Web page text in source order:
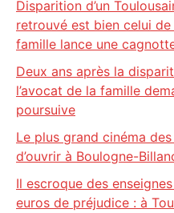
Disparition d’un
retrouvé est bien celui
famille lance une
Deux ans après la
l’avocat de la famille
poursuive
Le plus grand cinéma
d’ouvrir à Boulogne-
Il escroque des
euros de préjudice : à